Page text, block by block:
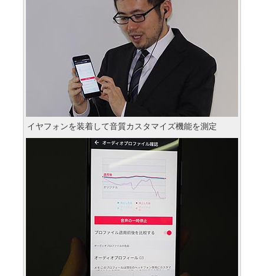
イヤフォンを装着して音質カスタマイズ機能を測定